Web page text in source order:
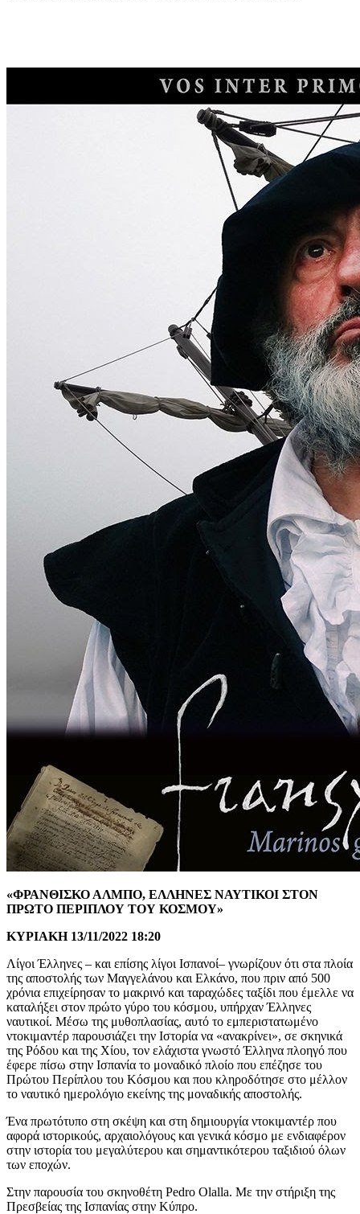
«ΦΡΑΝΘΙΣΚΟ ΑΛΜΠΟ, ΕΛΛΗΝΕΣ ΝΑΥΤΙΚΟΙ ΣΤΟΝ
ΠΡΩΤΟ ΠΕΡΙΠΛΟΥ ΤΟΥ ΚΟΣΜΟΥ»
ΚΥΡΙΑΚΗ 13/11/2022 18:20
Λίγοι Έλληνες – και επίσης λίγοι Ισπανοί– γνωρίζουν ότι στα πλοία
της αποστολής των Μαγγελάνου και Ελκάνο, που πριν από 500
χρόνια επιχείρησαν το μακρινό και ταραχώδες ταξίδι που έμελλε να
καταλήξει στον πρώτο γύρο του κόσμου, υπήρχαν Έλληνες
ναυτικοί. Μέσω της μυθοπλασίας, αυτό το εμπεριστατωμένο
ντοκιμαντέρ παρουσιάζει την Ιστορία να «ανακρίνει», σε σκηνικά
της Ρόδου και της Χίου, τον ελάχιστα γνωστό Έλληνα πλοηγό που
έφερε πίσω στην Ισπανία το μοναδικό πλοίο που επέζησε του
Πρώτου Περίπλου του Κόσμου και που κληροδότησε στο μέλλον
το ναυτικό ημερολόγιο εκείνης της μοναδικής αποστολής.
Ένα πρωτότυπο στη σκέψη και στη δημιουργία ντοκιμαντέρ που
αφορά ιστορικούς, αρχαιολόγους και γενικά κόσμο με ενδιαφέρον
στην ιστορία του μεγαλύτερου και σημαντικότερου ταξιδιού όλων
των εποχών.
Στην παρουσία του σκηνοθέτη Pedro Olalla. Με την στήριξη της
Πρεσβείας της Ισπανίας στην Κύπρο.